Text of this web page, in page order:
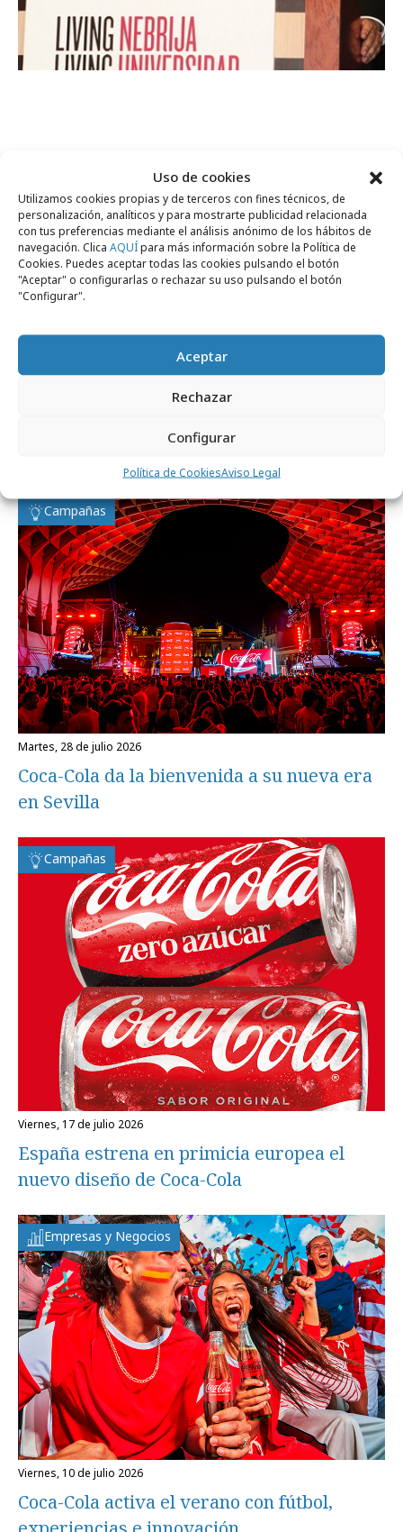
Uso de cookies
Utilizamos cookies propias y de terceros con fines técnicos, de
personalización, analíticos y para mostrarte publicidad relacionada
con tus preferencias mediante el análisis anónimo de los hábitos de
navegación. Clica AQUÍpara más información sobre la Política de
Cookies. Puedes aceptar todas las cookies pulsando el botón
"Aceptar" o configurarlas o rechazar su uso pulsando el botón
"Configurar".
Aceptar
Rechazar
Configurar
Política de CookiesAviso Legal
La gala terminó con la habitual foto de familia
que puso el broche a una edición más del
festival.
Comparte
Noticias Relacionadas
Campañas
martes, 28 de julio 2026
Coca-Cola da la bienvenida a su nueva era
en Sevilla
Campañas
viernes, 17 de julio 2026
España estrena en primicia europea el
nuevo diseño de Coca-Cola
Empresas y Negocios
viernes, 10 de julio 2026
Coca-Cola activa el verano con fútbol,